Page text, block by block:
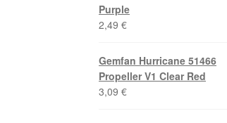
Purple
2,49€
Gemfan Hurricane 51466
Propeller V1 Clear Red
3,09€